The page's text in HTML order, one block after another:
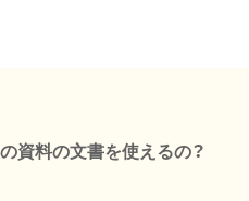
資料の文書を使えるの？